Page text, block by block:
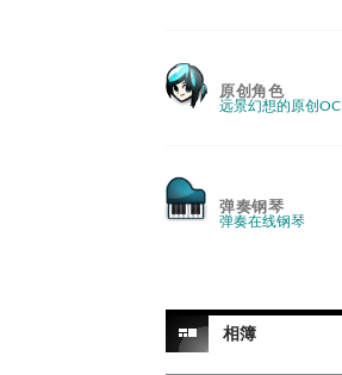
原创角色
远景幻想的原创OC
弹奏钢琴
弹奏在线钢琴
相簿